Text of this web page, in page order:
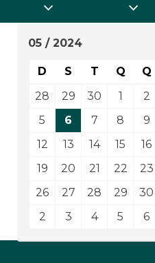
05 / 2024
D S T Q Q
28
29 30 1 2
5
6 7 8 9
12
13 14 15 16
19
20 21 22 23
26
27 28 29 30
2
3 4 5 6